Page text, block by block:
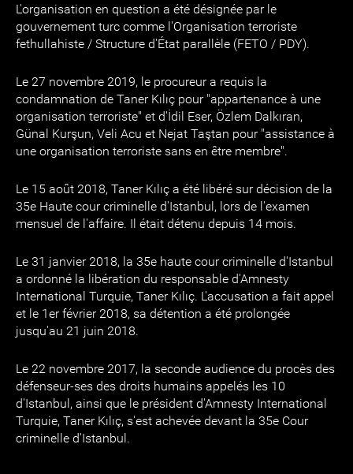
L'organisation en question a été désignée par le
gouvernement turc comme l'Organisation terroriste
fethullahiste / Structure d'État parallèle (FETO / PDY).
Le 27 novembre 2019, le procureur a requis la
condamnation de Taner Kılıç pour "appartenance à une
organisation terroriste" et d'İdil Eser, Özlem Dalkıran,
Günal Kurşun, Veli Acu et Nejat Taştan pour "assistance à
une organisation terroriste sans en être membre".
Le 15 août 2018, Taner Kılıç a été libéré sur décision de la
35e Haute cour criminelle d'Istanbul, lors de l'examen
mensuel de l'affaire. Il était détenu depuis 14 mois.
Le 31 janvier 2018, la 35e haute cour criminelle d'Istanbul
a ordonné la libération du responsable d'Amnesty
International Turquie, Taner Kılıç. L'accusation a fait appel
et le 1er février 2018, sa détention a été prolongée
jusqu'au 21 juin 2018.
Le 22 novembre 2017, la seconde audience du procès des
défenseur-ses des droits humains appelés les 10
d'Istanbul, ainsi que le président d'Amnesty International
Turquie, Taner Kılıç, s'est achevée devant la 35e Cour
criminelle d'Istanbul.